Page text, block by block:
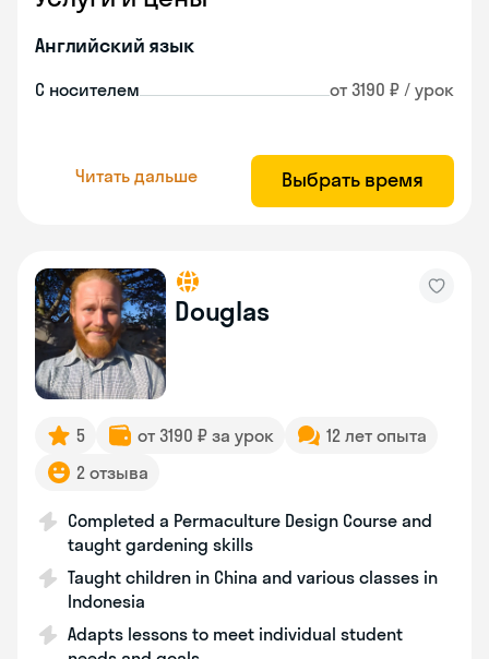
Английский язык
С носителем от 3190 ₽ / урок
Читать дальше Выбрать время
Douglas
5 от 3190 ₽ за урок
12 лет опыта
2 отзыва
Completed a Permaculture Design Course and
taught gardening skills
Taught children in China and various classes in
Indonesia
Adapts lessons to meet individual student